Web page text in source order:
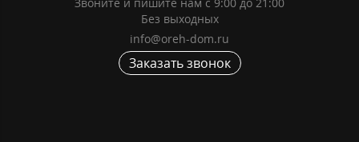
Без выходных
info@oreh-dom.ru
Заказать звонок